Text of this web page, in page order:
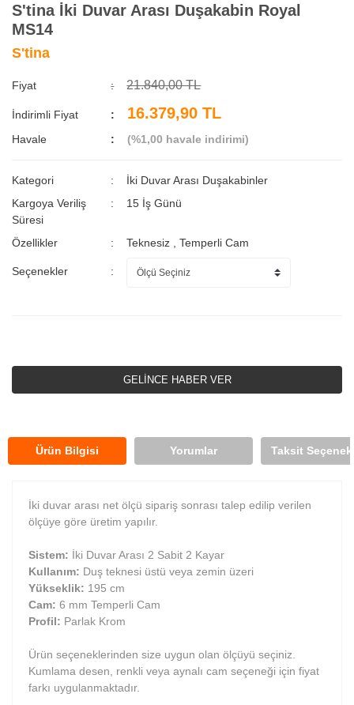
S'tina İki Duvar Arası Duşakabin Royal
MS14
S'tina
Fiyat 21.840,00 TL
İndirimli Fiyat 16.379,90 TL
Havale (%1,00 havale indirimi)
Kategori
İki Duvar Arası Duşakabinler
Kargoya Veriliş
Süresi
15 İş Günü
Özellikler Teknesiz ,Temperli Cam
Seçenekler
GELİNCE HABER VER
Ürün Bilgisi Yorumlar Taksit
İki duvar arası net ölçü sipariş sonrası talep edilip verilen
ölçüye göre üretim yapılır.
Sistem: İki Duvar Arası 2 Sabit 2 Kayar
Kullanım: Duş teknesi üstü veya zemin üzeri
Yükseklik: 195 cm
Cam: 6 mm Temperli Cam
Profil: Parlak Krom
Ürün seçeneklerinden size uygun olan ölçüyü seçiniz.
Kumlama desen, renkli veya aynalı cam seçeneği için fiyat
farkı uygulanmaktadır.